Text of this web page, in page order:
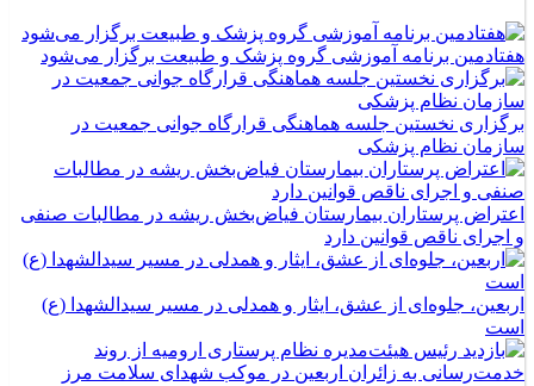
هفتادمین برنامه آموزشی گروه پزشک و طبیعت برگزار می‌شود
برگزاری نخستین جلسه هماهنگی قرارگاه جوانی جمعیت در
سازمان نظام پزشکی
اعتراض پرستاران بیمارستان فیاض‌بخش ریشه در مطالبات صنفی
و اجرای ناقص قوانین دارد
اربعین، جلوه‌ای از عشق، ایثار و همدلی در مسیر سیدالشهدا (ع)
است